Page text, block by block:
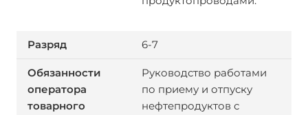
6-7
Руководство работами
по приему и отпуску
нефтепродуктов с